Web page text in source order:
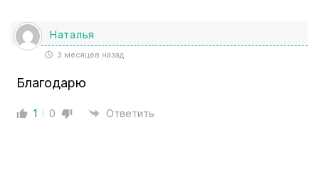
Наталья
3 месяцев назад
Благодарю
1 0 Ответить